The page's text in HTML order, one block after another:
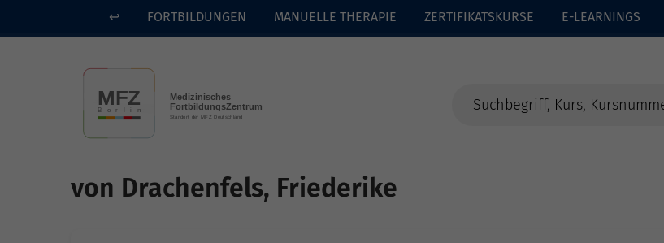
Skip to main content
↩ FORTBILDUNGEN MANUELLE THERAPIE ZERTIFIKATSKURSE E-LEARNINGS
von Drachenfels, Friederike